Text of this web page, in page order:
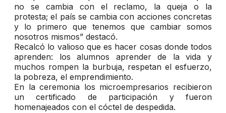
no se cambia con el reclamo, la queja o la
protesta; el país se cambia con acciones concretas
y lo primero que tenemos que cambiar somos
nosotros mismos” destacó.
Recalcó lo valioso que es hacer cosas donde todos
aprenden: los alumnos aprender de la vida y
muchos rompen la burbuja, respetan el esfuerzo,
la pobreza, el emprendimiento.
En la ceremonia los microempresarios recibieron
un certificado de participación y fueron
homenajeados con el cóctel de despedida.